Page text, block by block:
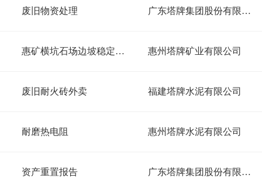
废旧物资处理 广东塔牌集团股份有限公司蕉岭分公司
惠矿横坑石场边坡稳定性分析 惠州塔牌矿业有限公司
废旧耐火砖外卖 福建塔牌水泥有限公司
耐磨热电阻 惠州塔牌水泥有限公司
资产重置报告 广东塔牌集团股份有限公司